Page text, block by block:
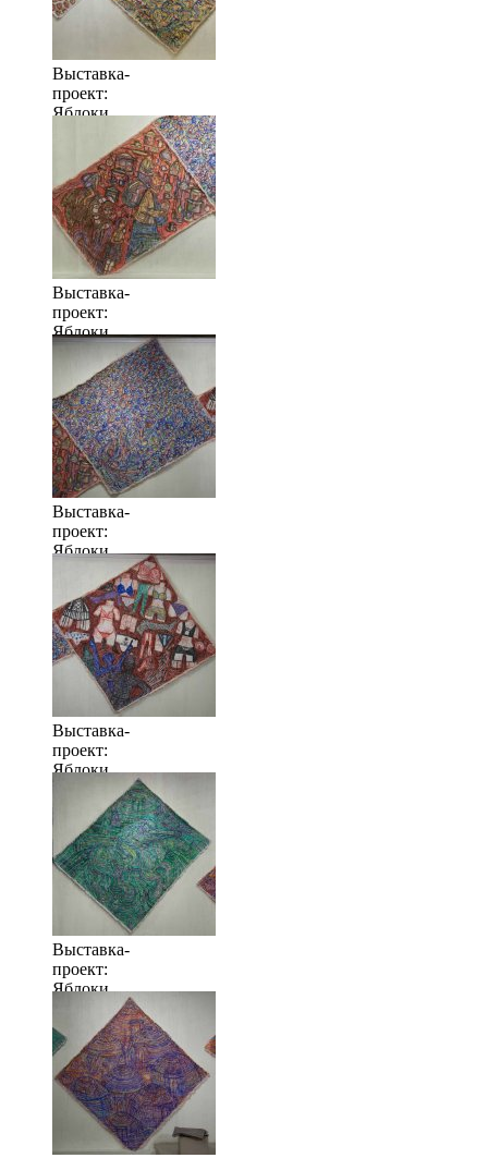
Выставка-
проект:
Яблоки
Выставка-
проект:
Яблоки
когда их
много
Выставка-
проект:
Яблоки
много
Выставка-
проект:
Яблоки
когда их
много
Выставка-
проект:
Яблоки
много